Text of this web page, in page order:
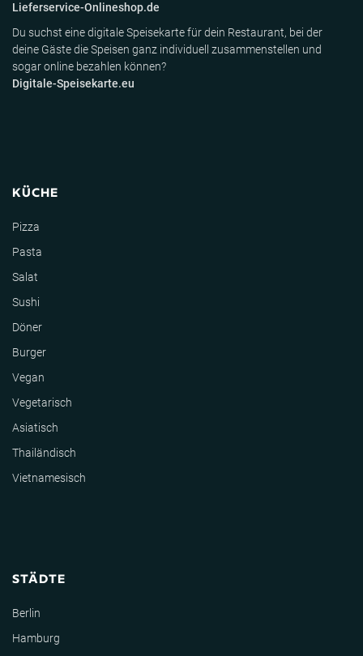
Lieferservice-Onlineshop.de
Du suchst eine digitale Speisekarte für dein Restaurant, bei der
deine Gäste die Speisen ganz individuell zusammenstellen und
sogar online bezahlen können?
Digitale-Speisekarte.eu
KÜCHE
Pizza
Pasta
Salat
Sushi
Döner
Burger
Vegan
Vegetarisch
Asiatisch
Thailändisch
Vietnamesisch
STÄDTE
Berlin
Hamburg